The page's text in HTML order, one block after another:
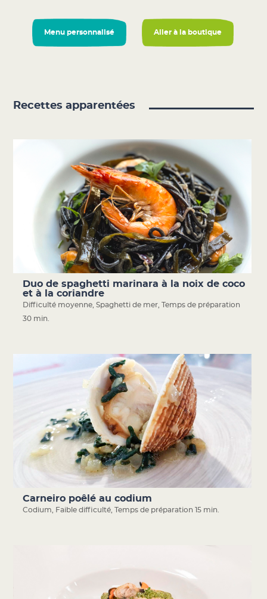
Menu personnalisé Aller à la boutique
Recettes apparentées
Duo de spaghetti marinara à la noix de coco
et à la coriandre
Difficulté moyenne ,Spaghetti de mer
Temps de préparation
30 min.
Carneiro poêlé au codium
Codium Faible difficulté Temps de préparation 15 min.